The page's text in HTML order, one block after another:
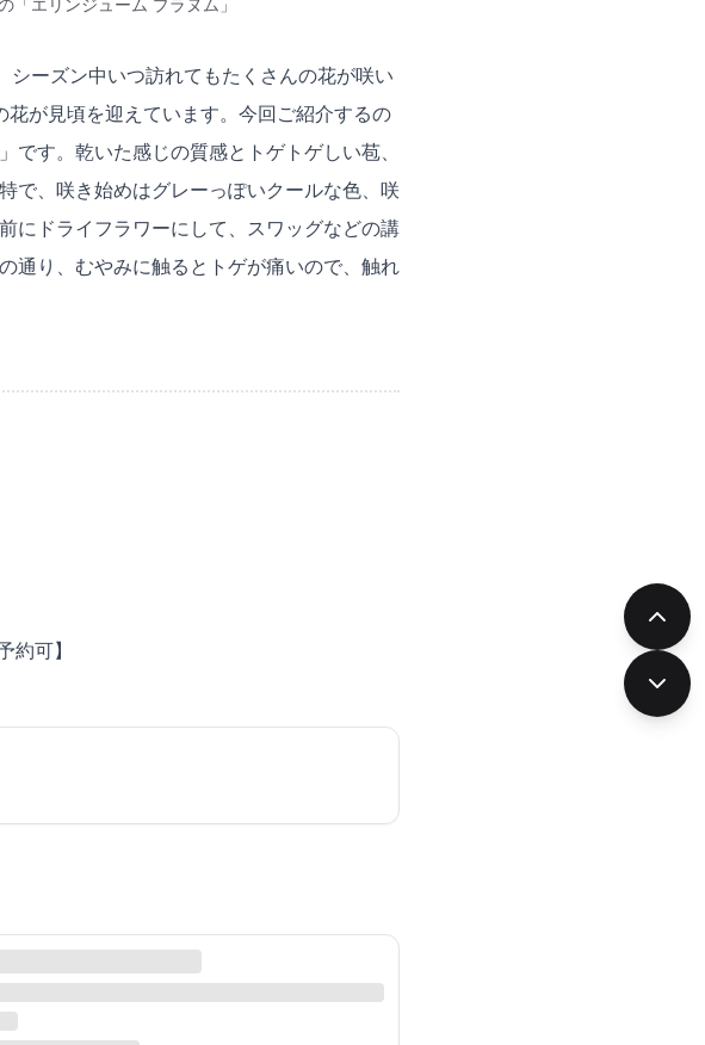
ーズン中いつ訪れてもたくさんの花が咲い
が見頃を迎えています。今回ご紹介するの
す。乾いた感じの質感とトゲトゲしい苞、
で、咲き始めはグレーっぽいクールな色、咲
にドライフラワーにして、スワッグなどの講
通り、むやみに触るとトゲが痛いので、触れ
可】